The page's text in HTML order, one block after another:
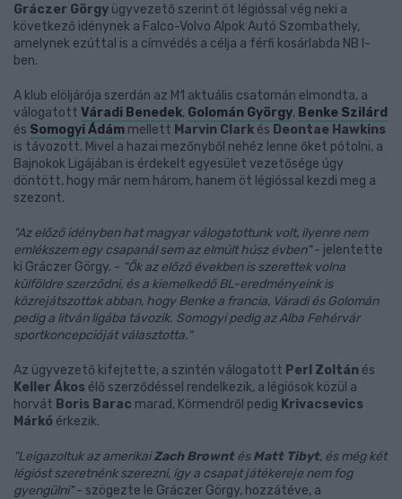
Gráczer Görgy ügyvezető szerint öt légióssal vég neki a
következő idénynek a Falco-Volvo Alpok Autó Szombathely,
amelynek ezúttal is a címvédés a célja a férfi kosárlabda NB I-
ben.
A klub elöljárója szerdán az M1 aktuális csatornán elmondta, a
válogatott Váradi Benedek, Golomán György, Benke Szilárd
és Somogyi Ádám mellett Marvin Clark és Deontae Hawkins
is távozott. Mivel a hazai mezőnyből nehéz lenne őket pótolni, a
Bajnokok Ligájában is érdekelt egyesület vezetősége úgy
döntött, hogy már nem három, hanem öt légióssal kezdi meg a
szezont.
"Az előző idényben hat magyar válogatottunk volt, ilyenre nem
emlékszem egy csapanál sem az elmúlt húsz évben"- jelentette
ki Gráczer Görgy. - "Ők az előző években is szerettek volna
külföldre szerződni, és a kiemelkedő BL-eredményeink is
közrejátszottak abban, hogy Benke a francia, Váradi és Golomán
pedig a litván ligába távozik. Somogyi pedig az Alba Fehérvár
sportkoncepcióját választotta."
Az ügyvezető kifejtette, a szintén válogatott Perl Zoltán és
Keller Ákos élő szerződéssel rendelkezik, a légiósok közül a
horvát Boris Barac marad, Körmendről pedig Krivacsevics
Márkó érkezik.
"Leigazoltuk az amerikaiZach Browntés Matt Tibyt, és még két
légióst szeretnénk szerezni, így a csapat játékereje nem fog
gyengülni"- szögezte le Gráczer Görgy, hozzátéve, a